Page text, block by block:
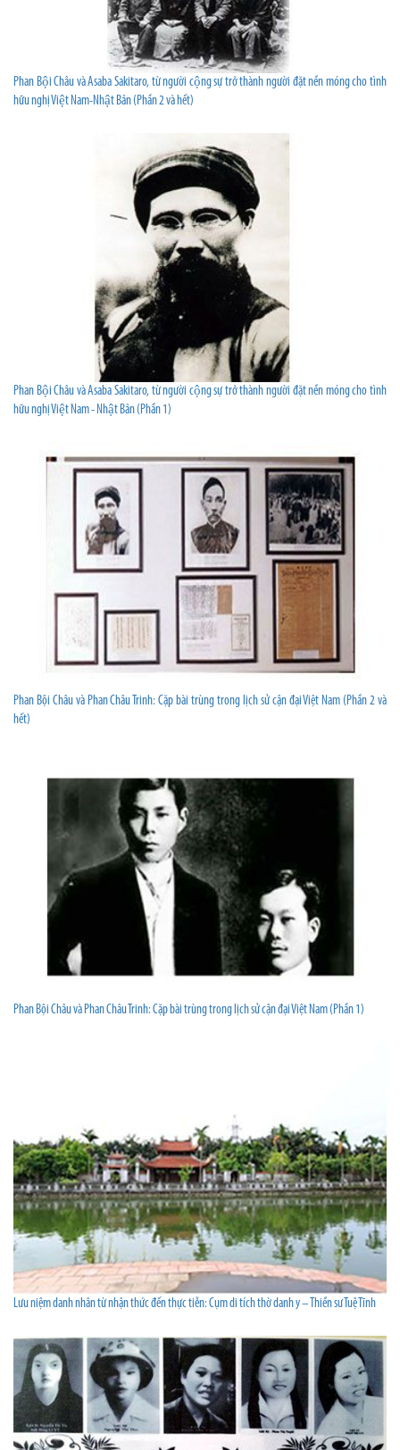
Phan Bội Châu và Asaba Sakitaro, từ người cộng sự trở thành người đặt nền móng cho tình
hữu nghị Việt Nam-Nhật Bản (Phần 2 và hết)
Phan Bội Châu và Asaba Sakitaro, từ người cộng sự trở thành người đặt nền móng cho tình
hữu nghị Việt Nam - Nhật Bản (Phần 1)
Phan Bội Châu và Phan Châu Trinh: Cặp bài trùng trong lịch sử cận đại Việt Nam (Phần 2 và
hết)
Phan Bội Châu và Phan Châu Trinh: Cặp bài trùng trong lịch sử cận đại Việt Nam (Phần 1)
Lưu niệm danh nhân từ nhận thức đến thực tiễn: Cụm di tích thờ danh y – Thiền sư Tuệ Tĩnh